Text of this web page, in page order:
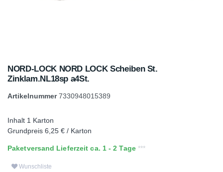
NORD-LOCK NORD LOCK Scheiben St.
Zinklam.NL18sp a4St.
Artikelnummer7330948015389
Inhalt 1 Karton
Grundpreis 6,25 € / Karton
Paketversand Lieferzeit ca. 1 - 2 Tage
Wunschliste